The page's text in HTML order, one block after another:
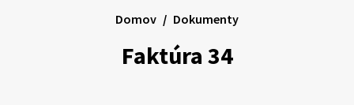
Faktúra 34
Domov Dokumenty